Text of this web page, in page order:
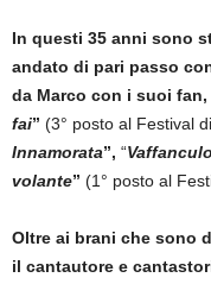
In questi 35 anni sono
andato di pari passo
da Marco con i suoi
fai” (3° posto al Festival
Innamorata”, “Vaffanculo
volante” (1° posto al
Oltre ai brani che sono
il cantautore e